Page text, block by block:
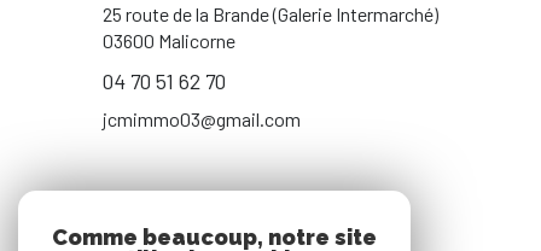
25 route de la Brande (Galerie Intermarché)
03600 Malicorne
04 70 51 62 70
jcmimmo03@gmail.com
Comme beaucoup, notre site